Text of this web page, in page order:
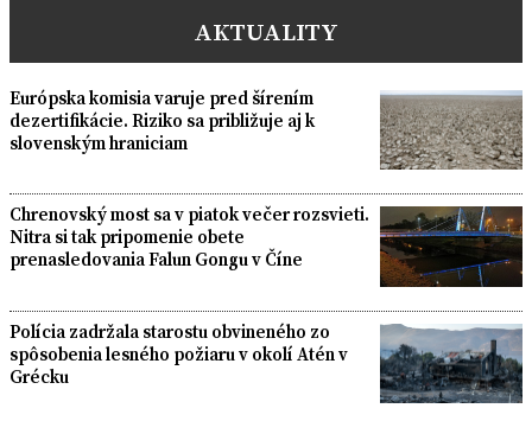
AKTUALITY
Európska komisia varuje pred šírením
dezertifikácie. Riziko sa približuje aj k
slovenským hraniciam
Chrenovský most sa v piatok večer rozsvieti.
Nitra si tak pripomenie obete
prenasledovania Falun Gongu v Číne
Polícia zadržala starostu obvineného zo
spôsobenia lesného požiaru v okolí Atén v
Grécku